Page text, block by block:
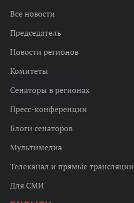
Все новости
Председатель
Новости регионов
Комитеты
Сенаторы в регионах
Пресс-конференции
Блоги сенаторов
Мультимедиа
Телеканал и прямые трансляции
Для СМИ